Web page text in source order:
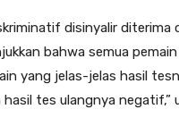
disinyalir
bahwa semua
yang jelas-jelas hasil
tes ulangnya negatif,”